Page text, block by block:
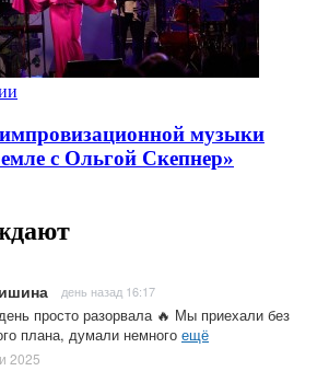
музыки
с Ольгой Скепнер»
день назад 16:17
просто разорвала 🔥 Мы приехали без
плана, думали немного ещё
2025